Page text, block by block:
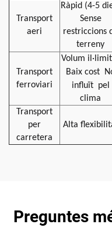
Transport
aeri
Ràpid (4-5
Sense
restriccions
terreny
Transport
ferroviari
Volum
Baix cost
influït pel
clima
Transport
per
carretera
Alta
Preguntes